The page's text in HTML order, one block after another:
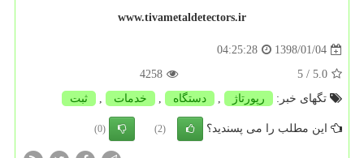
www.tivametaldetectors.ir
1398/01/04
04:25:28
5.0
/ 5
4258
تگهای خبر:
رپورتاژ , دستگاه , خدمات , ثبت
این مطلب را می پسندید؟ (2)
(0)